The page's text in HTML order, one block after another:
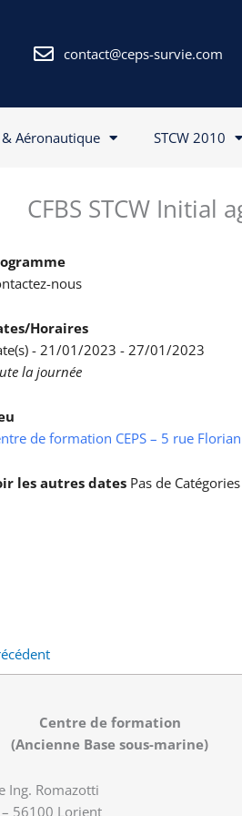
contact@ceps-survie.com
Aéronautique STCW 2010
CFBS STCW Initial
nous
Horaires
- 21/01/2023 - 27/01/2023
la journée
de formation CEPS – 5 rue
les autres dates Pas de Catégories
Centre de formation
(Ancienne Base sous-marine)
Ing. Romazotti
– 56100 Lorient